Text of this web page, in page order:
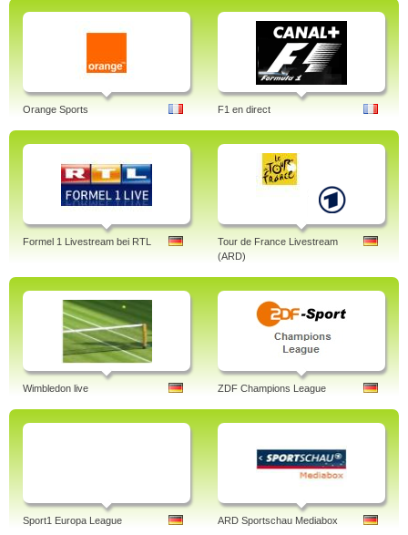
Orange Sports F1 en direct
Formel 1 Livestream bei RTL
Tour de France Livestream
(ARD)
Wimbledon live ZDF Champions League
Sport1 Europa League ARD Sportschau Mediabox